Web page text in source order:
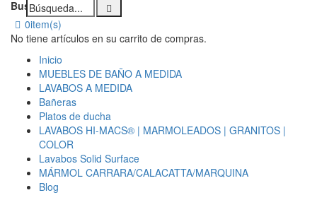
Buscar:
0item(s)
No tiene artículos en su carrito de compras.
Inicio
MUEBLES DE BAÑO A MEDIDA
LAVABOS A MEDIDA
Bañeras
Platos de ducha
LAVABOS HI-MACS® | MARMOLEADOS | GRANITOS |
COLOR
Lavabos Solid Surface
MÁRMOL CARRARA/CALACATTA/MARQUINA
Blog